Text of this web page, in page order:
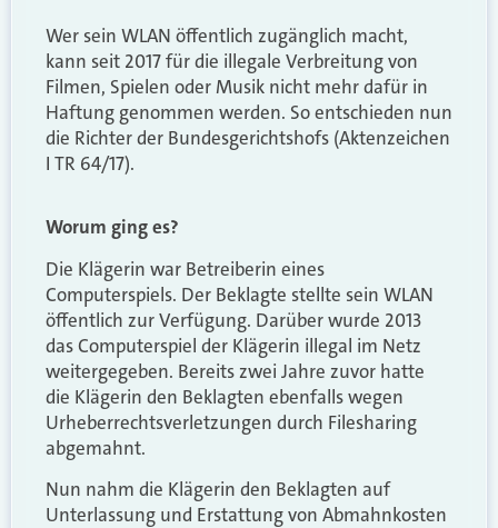
Wer sein WLAN öffentlich zugänglich macht,
kann seit 2017 für die illegale Verbreitung von
Filmen, Spielen oder Musik nicht mehr dafür in
Haftung genommen werden. So entschieden nun
die Richter der Bundesgerichtshofs (Aktenzeichen
I TR 64/17).
Worum ging es?
Die Klägerin war Betreiberin eines
Computerspiels. Der Beklagte stellte sein WLAN
öffentlich zur Verfügung. Darüber wurde 2013
das Computerspiel der Klägerin illegal im Netz
weitergegeben. Bereits zwei Jahre zuvor hatte
die Klägerin den Beklagten ebenfalls wegen
Urheberrechtsverletzungen durch Filesharing
abgemahnt.
Nun nahm die Klägerin den Beklagten auf
Unterlassung und Erstattung von Abmahnkosten